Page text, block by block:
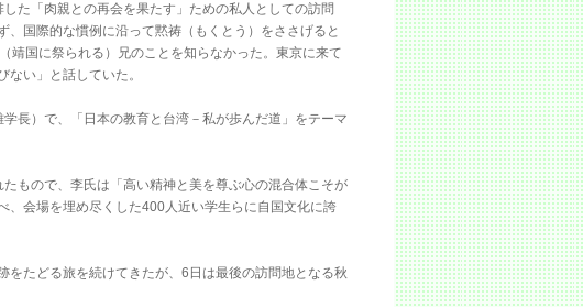
た「肉親との再会を果たす」ための私人としての訪問
国際的な慣例に沿って黙祷（もくとう）をささげると
靖国に祭られる）兄のことを知らなかった。東京に来て
い」と話していた。
長）で、「日本の教育と台湾－私が歩んだ道」をテーマ
もので、李氏は「高い精神と美を尊ぶ心の混合体こそが
、会場を埋め尽くした400人近い学生らに自国文化に誇
たどる旅を続けてきたが、6日は最後の訪問地となる秋